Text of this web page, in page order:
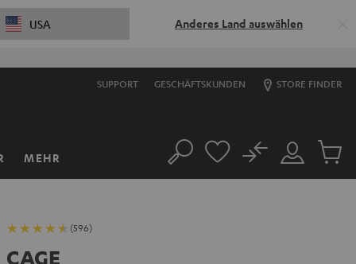
USA Anderes Land auswählen
SUPPORT GESCHÄFTSKUNDEN STORE FINDER
MEHR Suche
Mein
Konto
No
Artikel
(596)
CAGE